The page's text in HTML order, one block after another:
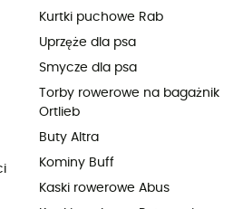
Kurtki puchowe Rab
Uprzęże dla psa
Smycze dla psa
Torby rowerowe na bagażnik
Ortlieb
Buty Altra
Kominy Buff
Kaski rowerowe Abus